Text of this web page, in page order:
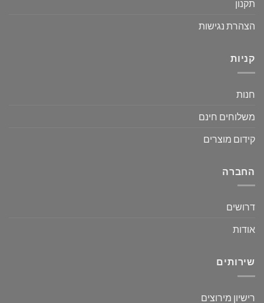
תקנון
הצהרת נגישות
קניות
חנות
משלוחים חינם
קידום מוצרים
החברה
דרושים
אודות
שירותים
רישיון מירוצים